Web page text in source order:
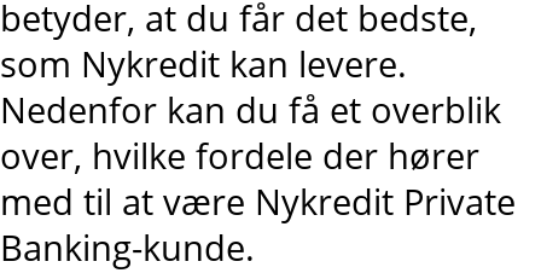
betyder, at du får det bedste,
som Nykredit kan levere.
Nedenfor kan du få et overblik
over, hvilke fordele der hører
med til at være Nykredit Private
Banking-kunde.